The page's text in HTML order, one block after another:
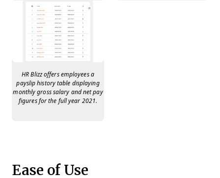
HR Blizz offers employees a
payslip history table displaying
monthly gross salary and net pay
figures for the full year 2021.
Ease of Use